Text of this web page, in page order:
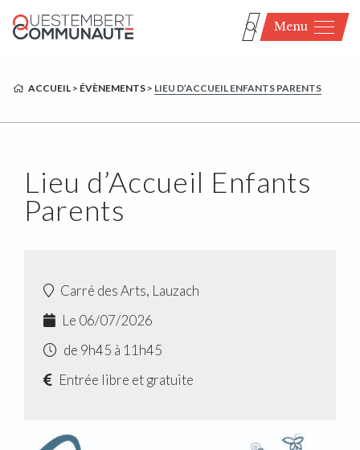
Menu
ACCUEIL > ÉVÈNEMENTS > LIEU D’ACCUEIL ENFANTS PARENTS
Lieu d’Accueil Enfants
Parents
Carré des Arts, Lauzach
Le 06/07/2026
de 9h45 à 11h45
Entrée libre et gratuite